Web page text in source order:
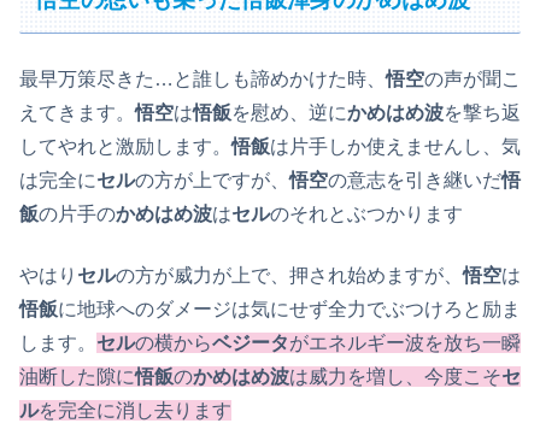
最早万策尽きた…と誰しも諦めかけた時、悟空の声が聞こ
えてきます。悟空は悟飯を慰め、逆にかめはめ波を撃ち返
してやれと激励します。悟飯は片手しか使えませんし、気
は完全にセルの方が上ですが、悟空の意志を引き継いだ悟
飯の片手のかめはめ波はセルのそれとぶつかります
やはり セルの方が威力が上で、押され始めますが、悟空は
悟飯に地球へのダメージは気にせず全力でぶつけろと励ま
します。 セルの横からベジータがエネルギー波を放ち一瞬
油断した隙に悟飯のかめはめ波は威力を増し、今度こそセ
ルを完全に消し去ります